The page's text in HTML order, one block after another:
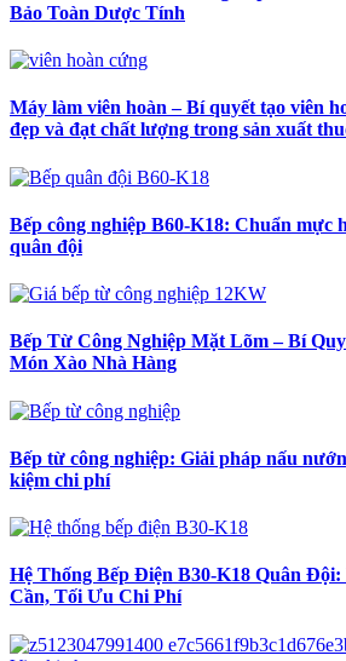
Bảo Toàn Dược Tính
Máy làm viên hoàn – Bí quyết tạo viên
đẹp và đạt chất lượng trong sản xuất
Bếp công nghiệp B60-K18: Chuẩn mực
quân đội
Bếp Từ Công Nghiệp Mặt Lõm – Bí
Món Xào Nhà Hàng
Bếp từ công nghiệp: Giải pháp nấu
kiệm chi phí
Hệ Thống Bếp Điện B30-K18 Quân
Cần, Tối Ưu Chi Phí